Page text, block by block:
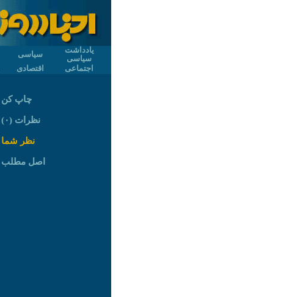
یادداشت
سیاسی
سیاسی
اجتماعی
اقتصادی
چاپ کن
نظرات (۰)
نظر شما
اصل مطلب